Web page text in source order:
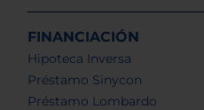
FINANCIACIÓN
Hipoteca Inversa
Préstamo Sinycon
Préstamo Lombardo